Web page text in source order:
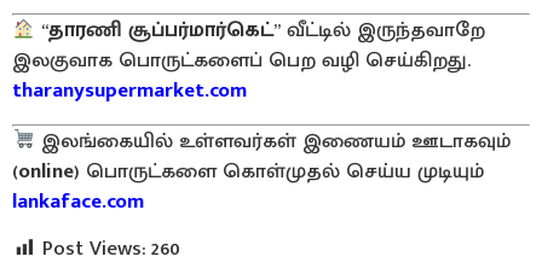
“தாரணி சூப்பர்மார்கெட்” வீட்டில் இருந்தவாறே
இலகுவாக பொருட்களைப் பெற வழி செய்கிறது.
tharanysupermarket.com
இலங்கையில் உள்ளவர்கள் இணையம் ஊடாகவும்
(online) பொருட்களை கொள்முதல் செய்ய முடியும்
lankaface.com
Post Views:260